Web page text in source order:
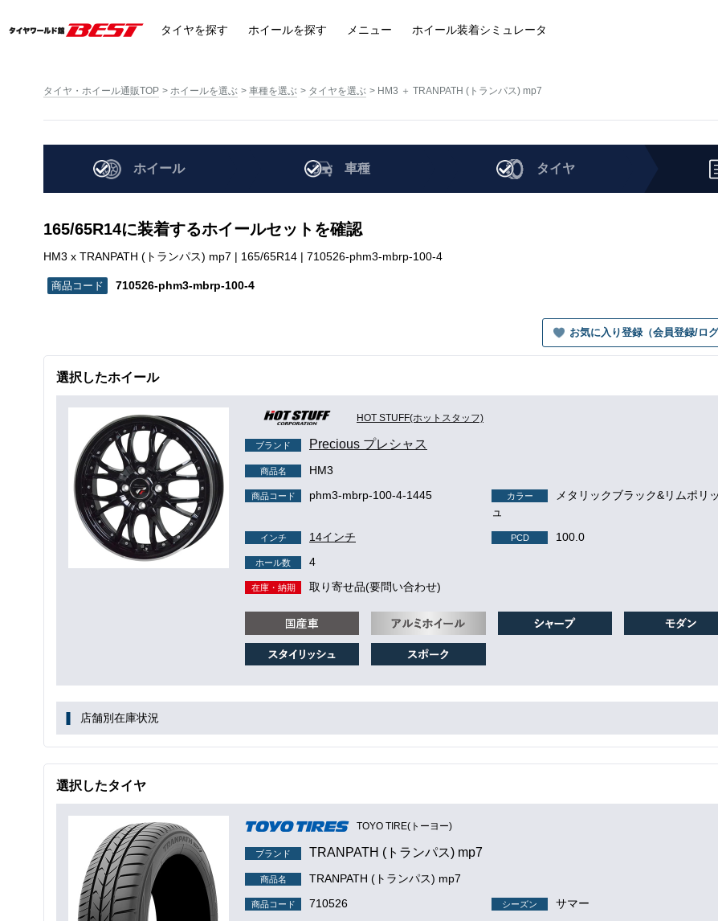
タイヤを探す ホイールを探す メニュー ホイール装着シミュレータ
タイヤ・ホイール通販TOP ホイールを選ぶ 車種を選ぶ タイヤを選ぶ HM3 ＋ TRANPATH (トランパス) mp7
ホイール 車種 タイヤ
165/65R14に装着するホイールセットを確認
HM3 x TRANPATH (トランパス) mp7 | 165/65R14 | 710526-phm3-mbrp-100-4
710526-phm3-mbrp-100-4
お気に入り登録（会員登録/ログ
選択したホイール
HOT STUFF(ホットスタッフ)
ブランド Precious プレシャス
商品名 HM3
商品コード phm3-mbrp-100-4-1445 カラー
メタリックブラック&リムポリ
ュ
インチ 14インチ PCD 100.0
ホール数 4
在庫・納期 取り寄せ品(要問い合わせ)
店舗別在庫状況
選択したタイヤ
TOYO TIRE(トーヨー)
ブランド TRANPATH (トランパス) mp7
商品名 TRANPATH (トランパス) mp7
商品コード 710526 シーズン サマー